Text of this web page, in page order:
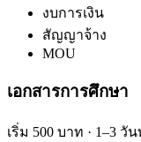
งบการเงิน
สัญญาจ้าง
MOU
เอกสารการศึกษา
เริ่ม 500 บาท · 1–3 วั